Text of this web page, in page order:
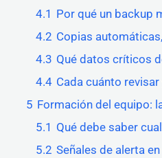
4.1 Por qué un backup
4.2 Copias
4.3 Qué datos críticos
4.4 Cada cuánto
5 Formación del equipo:
5.1 Qué debe saber
5.2 Señales de alerta